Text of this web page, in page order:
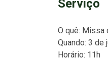
Serviço
O quê: Missa
Quando: 3 de
Horário: 11h